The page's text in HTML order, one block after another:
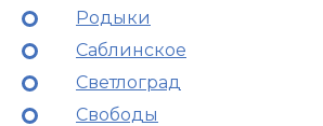
Родыки
Саблинское
Светлоград
Свободы